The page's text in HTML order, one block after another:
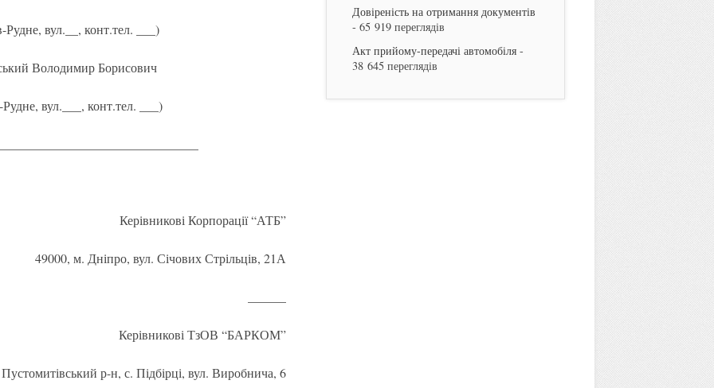
Рудне, вул.__, конт.тел. ___)
Володимир Борисович
вул.___, конт.тел. ___)
Керівникові Корпорації “АТБ”
49000, м. Дніпро, вул. Січових Стрільців, 21А
Керівникові ТзОВ “БАРКОМ”
р-н, с. Підбірці, вул. Виробнича, 6
Довіреність на отримання документів
- 65 919 переглядів
Акт прийому-передачі автомобіля-
38 645 переглядів